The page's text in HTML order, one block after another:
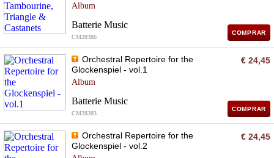
Album
Batterie Music
CM28386
COMPRAR
Orchestral Repertoire for the
Glockenspiel - vol.1
Album
Batterie Music
CM28383
€ 24,45
COMPRAR
Orchestral Repertoire for the
Glockenspiel - vol.2
€ 24,45